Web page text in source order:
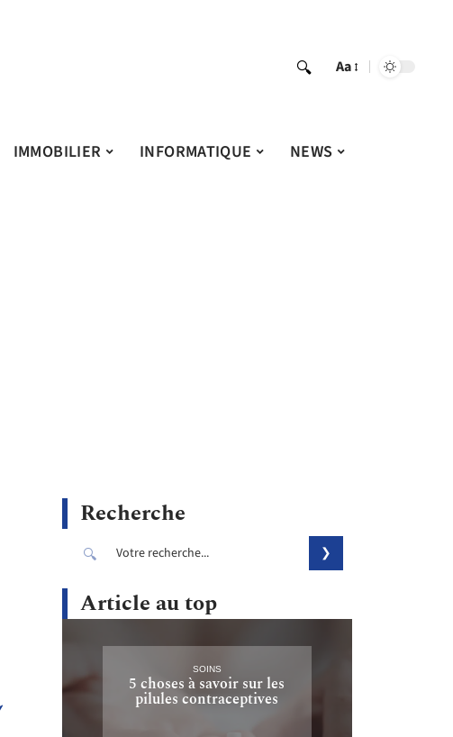
Aa
IMMOBILIER INFORMATIQUE
NEWS
Recherche
Article au top
SOINS
5 choses à savoir sur les
pilules contraceptives